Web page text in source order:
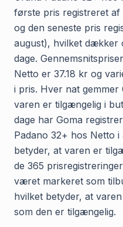
første pris registreret af
og den seneste pris
august), hvilket dækker
dage.
Netto er 37.18 kr og
i pris. Hver nat
varen er tilgængelig i
dage har Goma
Padano 32+ hos Netto
betyder, at varen er
de 365
været markeret som
hvilket betyder, at
som den er tilgængelig.